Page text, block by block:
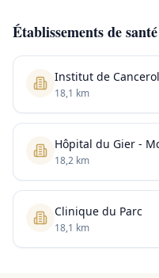
Établissements de
Institut de
18,1 km
Hôpital du Gier -
18,2 km
Clinique du Parc
18,1 km